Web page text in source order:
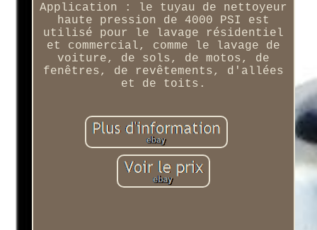
Application : le tuyau de nettoyeur
haute pression de 4000 PSI est
utilisé pour le lavage résidentiel
et commercial, comme le lavage de
voiture, de sols, de motos, de
fenêtres, de revêtements, d'allées
et de toits.